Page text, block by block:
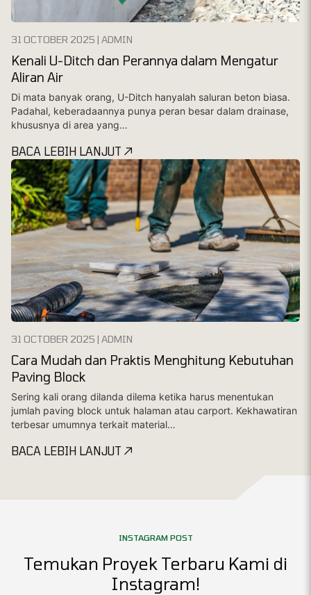
31 OCTOBER 2025 | ADMIN
Kenali U-Ditch dan Perannya dalam Mengatur
Aliran Air
Di mata banyak orang, U-Ditch hanyalah saluran beton biasa.
Padahal, keberadaannya punya peran besar dalam drainase,
khususnya di area yang…
BACA LEBIH LANJUT
31 OCTOBER 2025 | ADMIN
Cara Mudah dan Praktis Menghitung Kebutuhan
Paving Block
Sering kali orang dilanda dilema ketika harus menentukan
jumlah paving block untuk halaman atau carport. Kekhawatiran
terbesar umumnya terkait material…
BACA LEBIH LANJUT
INSTAGRAM POST
Temukan Proyek Terbaru Kami di
Instagram!